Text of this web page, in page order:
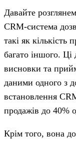
Давайте
CRM-система
такі як кількість
багато іншого. Ці
висновки та
даними одного з
встановлення
продажів до 40%
Крім того, вона